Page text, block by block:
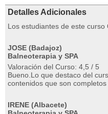
Detalles Adicionales
Los estudiantes de este curso
JOSE (Badajoz)
Balneoterapia y SPA
Valoración del Curso: 4,5 / 5
Bueno.Lo que destaco del
contenidos que son completos
IRENE (Albacete)